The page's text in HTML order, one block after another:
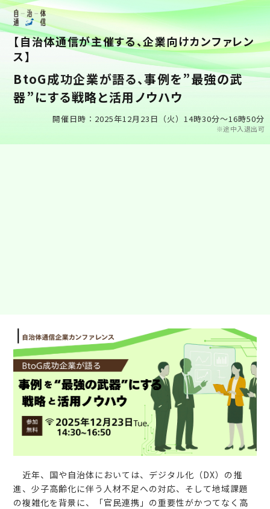
【自治体通信が主催する、企業向けカンファレン
ス】
BtoG成功企業が語る、事例を”最強の武
器”にする戦略と活用ノウハウ
開催日時：2025年12月23日（火）14時30分～16時50分
※途中入退出可
近年、国や自治体においては、デジタル化（DX）の推
進、少子高齢化に伴う人材不足への対応、そして地域課題
の複雑化を背景に、「官民連携」の重要性がかつてなく高